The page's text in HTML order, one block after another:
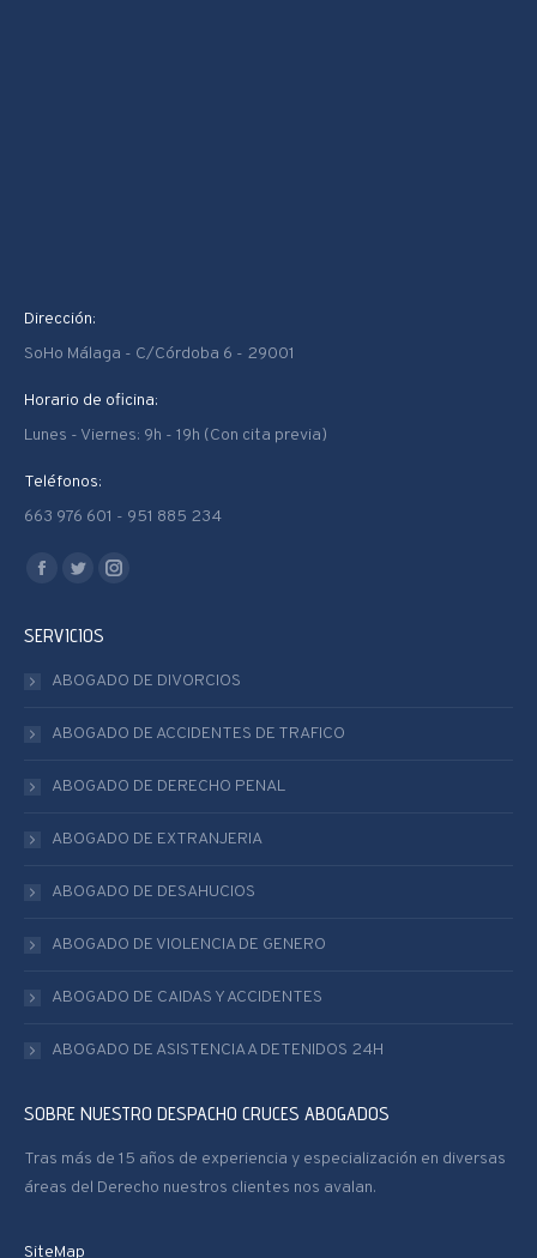
Dirección:
SoHo Málaga - C/Córdoba 6 - 29001
Horario de oficina:
Lunes - Viernes: 9h - 19h (Con cita previa)
Teléfonos:
663 976 601 - 951 885 234
Encuéntranos en:
Facebook
opens
window
Twitter
opens
in
window
Instagram
in
window
SERVICIOS
ABOGADO DE DIVORCIOS
ABOGADO DE ACCIDENTES DE TRAFICO
ABOGADO DE DERECHO PENAL
ABOGADO DE EXTRANJERIA
ABOGADO DE DESAHUCIOS
ABOGADO DE VIOLENCIA DE GENERO
ABOGADO DE CAIDAS Y ACCIDENTES
ABOGADO DE ASISTENCIA A DETENIDOS 24H
SOBRE NUESTRO DESPACHO CRUCES ABOGADOS
Tras más de 15 años de experiencia y especialización en diversas
áreas del Derecho nuestros clientes nos avalan.
SiteMap